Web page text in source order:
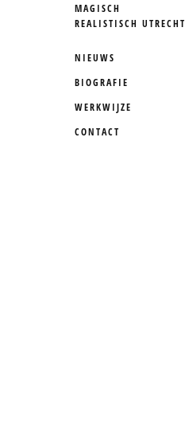
MAGISCH
REALISTISCH UTRECHT
NIEUWS
BIOGRAFIE
WERKWIJZE
CONTACT